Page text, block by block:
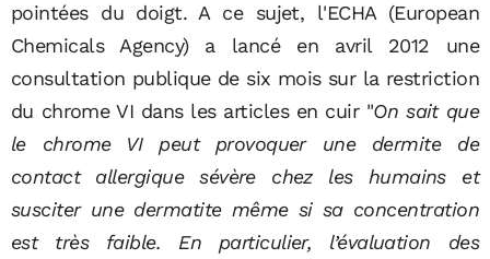
pointées du doigt. A ce sujet, l'ECHA (European
Chemicals Agency) a lancé en avril 2012 une
consultation publique de six mois sur la restriction
du chrome VI dans les articles en cuir "On sait que
le chrome VI peut provoquer une dermite de
contact allergique sévère chez les humains et
susciter une dermatite même si sa concentration
est très faible. En particulier, l’évaluation des